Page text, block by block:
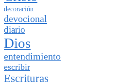
decoración
devocional
diario
Dios
entendimiento
escribir
Escrituras